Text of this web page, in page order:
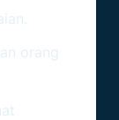
orang